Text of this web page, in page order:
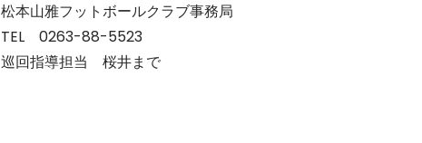
松本山雅フットボールクラブ事務局
TEL 0263-88-5523
巡回指導担当 桜井まで